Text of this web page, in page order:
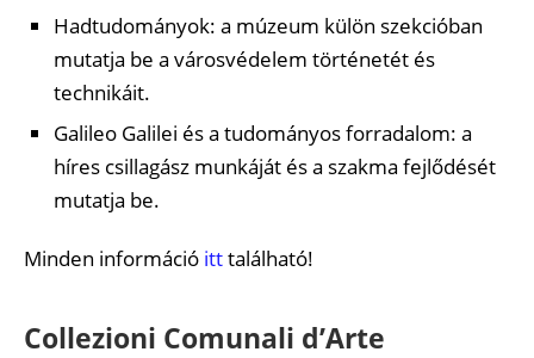
Hadtudományok: a múzeum külön szekcióban
mutatja be a városvédelem történetét és
technikáit.
Galileo Galilei és a tudományos forradalom: a
híres csillagász munkáját és a szakma fejlődését
mutatja be.
Minden információ itttalálható!
Collezioni Comunali d’Arte